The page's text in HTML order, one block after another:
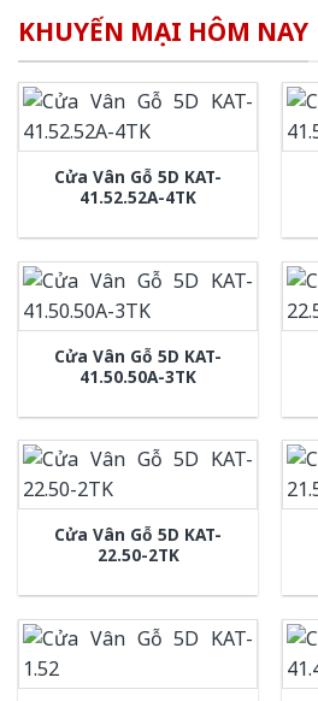
KHUYẾN MẠI HÔM NAY
Cửa Vân Gỗ 5D KAT-
41.52.52A-4TK
Cửa Vân Gỗ 5D KAT-
41.50.50A-3TK
Cửa Vân Gỗ 5D KAT-
22.50-2TK